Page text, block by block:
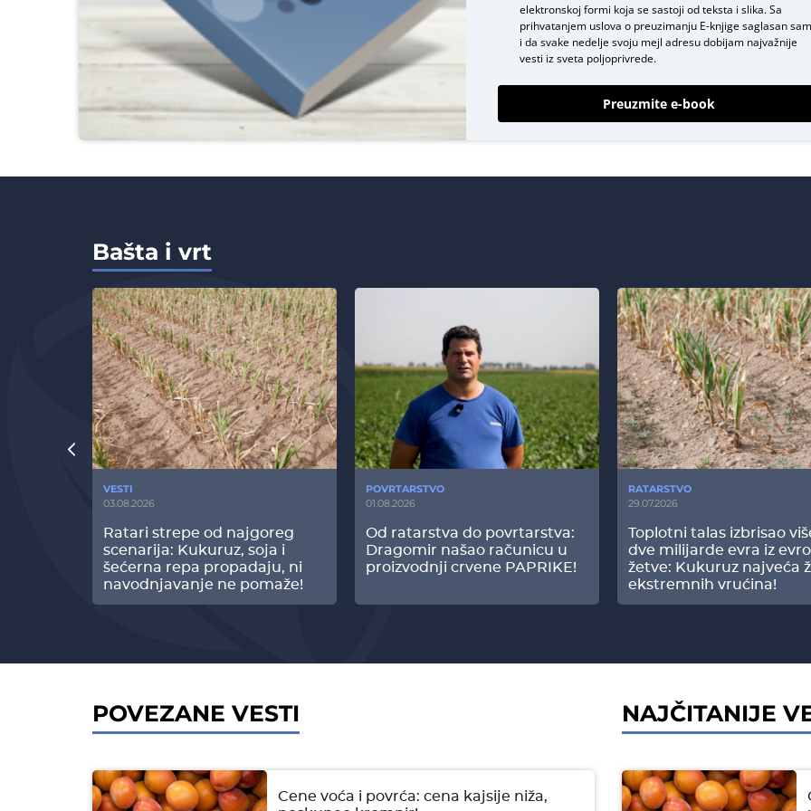
elektronskoj formi koja se sastoji od teksta i slika. Sa
prihvatanjem uslova o preuzimanju E-knjigesaglasan sam
i da svake nedelje svoju mejl adresu dobijam najvažnije
vesti iz sveta poljoprivrede.
Preuzmite e-book
Bašta i vrt
VESTI
03.08.2026
Ratari strepe od najgoreg
scenarija: Kukuruz, soja i
šećerna repa propadaju, ni
navodnjavanje ne pomaže!
POVRTARSTVO
01.08.2026
Od ratarstva do povrtarstva:
Dragomir našao računicu u
proizvodnji crvene PAPRIKE!
RATARSTVO
29.07.2026
Toplotni talas izbrisao
dve milijarde evra iz
žetve: Kukuruz najveća
ekstremnih vrućina!
POVEZANE VESTI
Cene voća i povrća: cena kajsije niža,
NAJČITANIJE